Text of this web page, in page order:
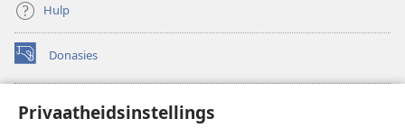
Privaatheidsinstellings
Hulp
Donasies
(maak
nuwe
oop)
Wagtoring – AANLYN BIBLIOTEEK
(maak